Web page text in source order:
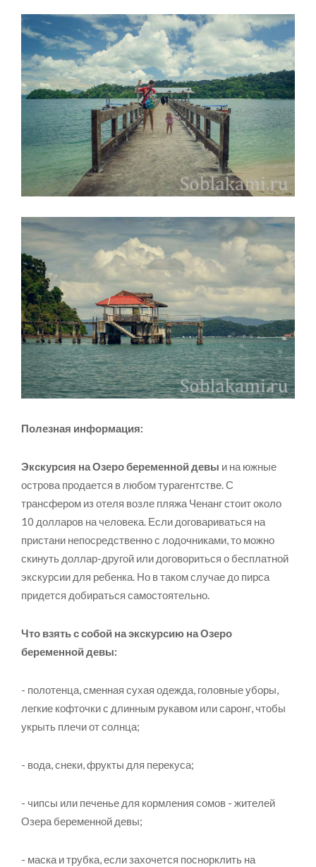
Полезная информация:
Экскурсия на Озеро беременной девы и на южные
острова продается в любом турагентстве. С
трансфером из отеля возле пляжа Ченанг стоит около
10 долларов на человека. Если договариваться на
пристани непосредственно с лодочниками, то можно
скинуть доллар-другой или договориться о бесплатной
экскурсии для ребенка. Но в таком случае до пирса
придется добираться самостоятельно.
Что взять с собой на экскурсию на Озеро
беременной девы:
- полотенца, сменная сухая одежда, головные уборы,
легкие кофточки с длинным рукавом или саронг, чтобы
укрыть плечи от солнца;
- вода, снеки, фрукты для перекуса;
- чипсы или печенье для кормления сомов - жителей
Озера беременной девы;
- маска и трубка, если захочется поснорклить на